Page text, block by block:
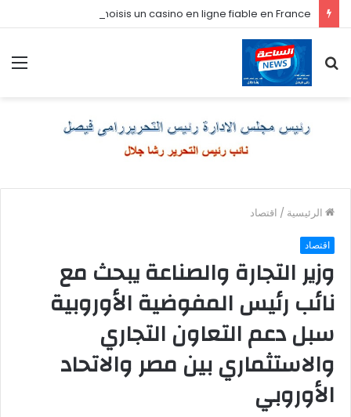
Comment je choisis un casino en ligne fiable en France
عن
الرئيسية / اقتصاد
اقتصاد
وزير التجارة والصناعة يبحث مع
نائب رئيس المفوضية الأوروبية
سبل دعم التعاون التجاري
والاستثماري بين مصر والاتحاد
الأوروبي